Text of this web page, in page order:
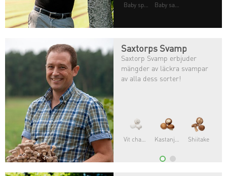
Baby spenat Baby sallater
Saxtorps Svamp
Saxtorp Svamp erbjuder
mängder av läckra svampar
av alla dess sorter!
Vit champinjon Kastanjechampinjon Shiitake